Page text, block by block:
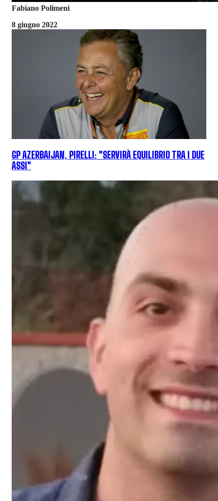
Fabiano Polimeni
8 giugno 2022
GP AZERBAIJAN, PIRELLI: "SERVIRÀ EQUILIBRIO TRA I DUE
ASSI"